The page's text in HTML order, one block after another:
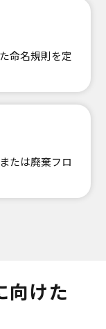
命名規則を定
たは廃棄フロ
向けた